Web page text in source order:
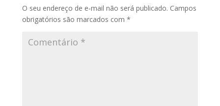
O seu endereço de e-mail não será publicado. Campos
obrigatórios são marcados com *